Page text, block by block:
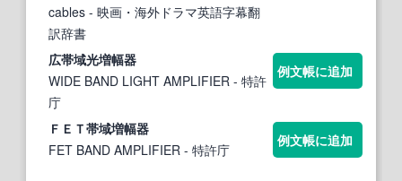
cables - 映画・海外ドラマ英語字幕翻
訳辞書
広帯域光増幅器
WIDE BAND LIGHT AMPLIFIER - 特許
庁
例文帳に追加
ＦＥＴ帯域増幅器
FET BAND AMPLIFIER - 特許庁
例文帳に追加